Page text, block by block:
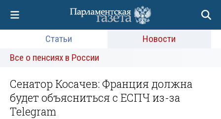
Статьи
Новости
Все о пенсиях в России
Сенатор Косачев: Франция должна
будет объясниться с ЕСПЧ из-за
Telegram